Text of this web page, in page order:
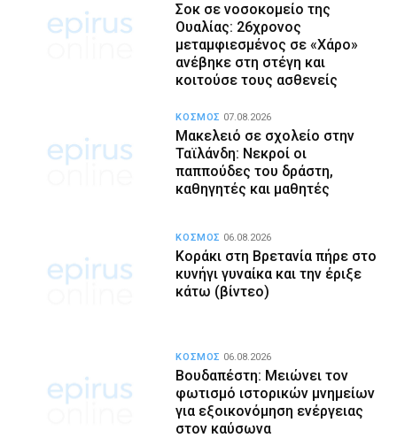
Σοκ σε νοσοκομείο της
Ουαλίας: 26χρονος
μεταμφιεσμένος σε «Χάρο»
ανέβηκε στη στέγη και
κοιτούσε τους ασθενείς
Μακελειό σε σχολείο στην
Ταϊλάνδη: Νεκροί οι
παππούδες του δράστη,
καθηγητές και μαθητές
ΚΟΣΜΟΣ 07.08.2026
Κοράκι στη Βρετανία πήρε στο
κυνήγι γυναίκα και την έριξε
κάτω (βίντεο)
ΚΟΣΜΟΣ 06.08.2026
Βουδαπέστη: Μειώνει τον
φωτισμό ιστορικών μνημείων
για εξοικονόμηση ενέργειας
στον καύσωνα
ΚΟΣΜΟΣ 06.08.2026